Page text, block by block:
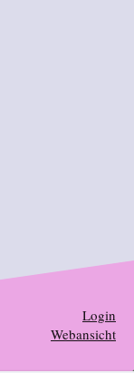
Login
Webansicht